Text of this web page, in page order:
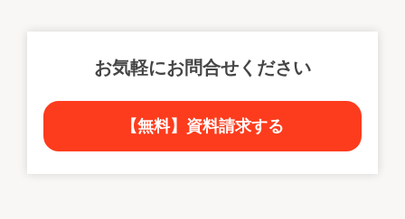
お気軽にお問合せください
【無料】資料請求する